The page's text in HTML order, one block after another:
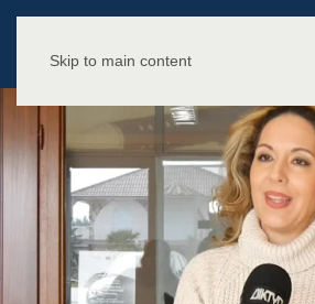
Skip to main content